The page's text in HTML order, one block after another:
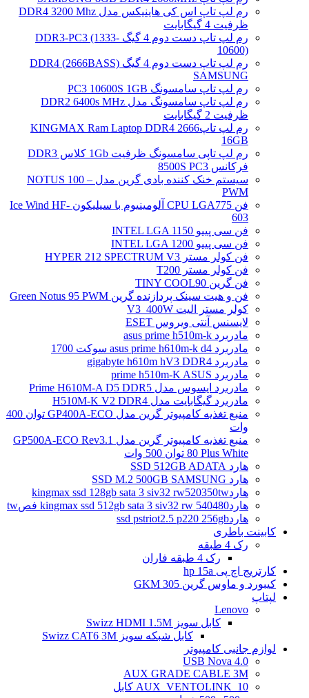
رم لپ تاپ اس کی هاینیکس مدل DDR4 3200 Mhz
ظرفیت 4 گیگابایت
رم لپ تاپ دست دوم 4 گیگ DDR3-PC3 (1333-
10600)
رم لپ تاپ دست دوم 4 گیگ DDR4 (2666BASS)
SAMSUNG
رم لپ تاپ سامسونگ PC3 10600S 1GB
رم لپ تاپ سامسونگ مدل DDR2 6400s MHz
ظرفیت 2 گیگابایت
رم لپ تاپ2666 KINGMAX Ram Laptop DDR4
16GB
رم لپ تاپی سامسونگ ظرفیت 1Gb کلاس DDR3
فرکانس 8500S PC3
سیستم خنک کننده بادی گرین مدل NOTUS 100 –
PWM
فن CPU LGA775 آلومینیوم با سیلیکون Ice Wind HF-
603
فن سی پییو INTEL LGA 1150
فن سی پییو INTEL LGA 1200
فن کولر مستر HYPER 212 SPECTRUM V3
فن کولر مستر T200
فن گرین TINY COOL90
فن و هیت سینک پردازنده گرین Green Notus 95 PWM
کولر مستر الیت V3_400W
لایسنس آنتی ویروس ESET
مادربرد asus prime h510m-k
مادربرد asus prime h610m-k d4 سوکت 1700
مادربرد gigabyte h610m hV3 DDR4
مادربرد prime h510m-K ASUS
مادربرد ایسوس مدل Prime H610M-A D5 DDR5
مادربرد گیگابایت مدل H510M-K V2 DDR4
منبع تغذیه کامپیوتر گرین مدل GP400A-ECO توان 400
وات
منبع تغذیه کامپیوتر گرین مدل GP500A-ECO Rev3.1
80 Plus White توان 500 وات
هارد SSD 512GB ADATA
هارد SSD M.2 500GB SAMSUNG
هاردkingmax ssd 128gb sata 3 siv32 rw520350tw
هاردkingmax ssd 512gb sata 3 siv32 rw 540480 فصtw
هاردssd pstriot2.5 p220 256gb
کابینت باطری
رک 4 طبقه
رک 4 طبقه فاران
کارتریج اچ پی hp 15a
کیبورد و ماوس گرین GKM 305
لپتاپ
Lenovo
کابل سویز Swizz HDMI 1.5M
کابل شبکه سویز Swizz CAT6 3M
لوازم جانبی کامپیوتر
4.0 USB Nova
AUX GRADE CABLE 3M
AUX_VENTOLINK_10 کابل